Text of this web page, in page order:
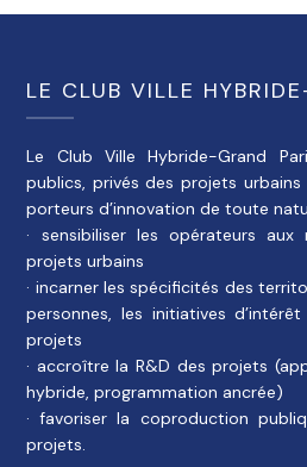
LE CLUB VILLE
Le Club Ville Hybride-Grand
publics, privés des projets
porteurs d’innovation de toute
· sensibiliser les opérateurs aux
projets urbains
· incarner les spécificités des
personnes, les initiatives
projets
· accroître la R&D des projets
hybride, programmation ancrée)
· favoriser la coproduction
projets.